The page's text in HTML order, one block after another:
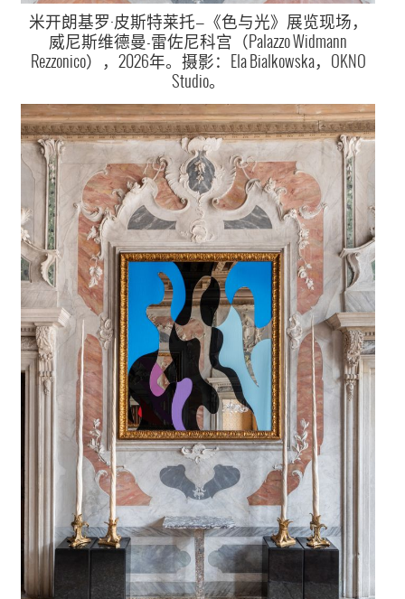
米开朗基罗·皮斯特莱托—《色与光》展览现场，
威尼斯维德曼-雷佐尼科宫（Palazzo Widmann
Rezzonico），2026年。摄影：Ela Bialkowska，OKNO
Studio。